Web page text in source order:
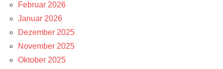
Februar 2026
Januar 2026
Dezember 2025
November 2025
Oktober 2025